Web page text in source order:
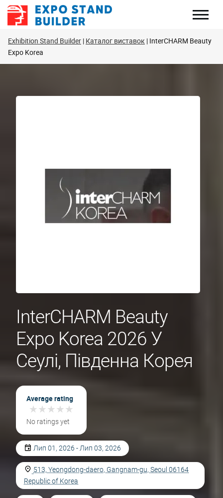
Перейти
Exhibition Stand Builder Каталог виставок InterCHARM Beauty
Expo Korea
InterCHARM Beauty
Expo Korea 2026 У
Сеулі, Південна Корея
Average rating
★★★★★
★★★★★
No ratings yet
Лип 01, 2026 - Лип 03, 2026
513, Yeongdong-daero, Gangnam-gu, Seoul 06164
Republic of Korea